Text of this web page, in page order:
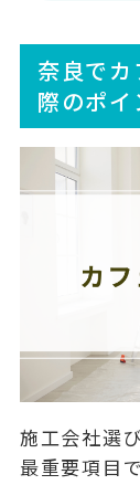
奈良で
際のポイ
施工会社選
最重要項目で